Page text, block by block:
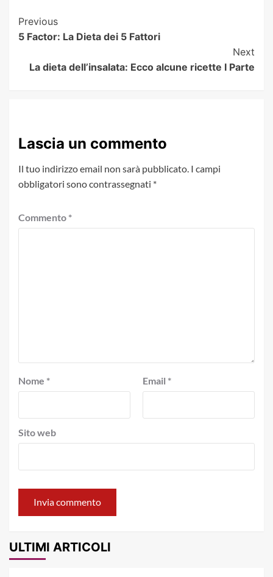
Post
Navigation
Previous
5 Factor: La Dieta dei 5 Fattori
Next
La dieta dell’insalata: Ecco alcune ricette I Parte
Lascia un commento
Il tuo indirizzo email non sarà pubblicato. I campi
obbligatori sono contrassegnati *
Commento *
Nome * Email *
Sito web
ULTIMI ARTICOLI